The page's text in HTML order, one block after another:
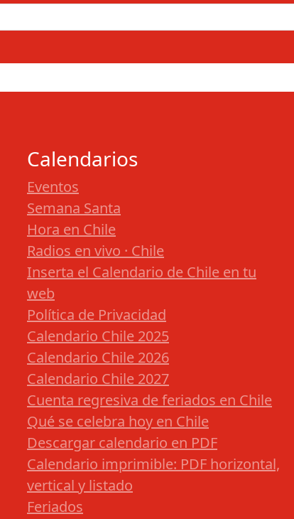
Calendarios
Eventos
Semana Santa
Hora en Chile
Radios en vivo · Chile
Inserta el Calendario de Chile en tu
web
Política de Privacidad
Calendario Chile 2025
Calendario Chile 2026
Calendario Chile 2027
Cuenta regresiva de feriados en Chile
Qué se celebra hoy en Chile
Descargar calendario en PDF
Calendario imprimible: PDF horizontal,
vertical y listado
Feriados